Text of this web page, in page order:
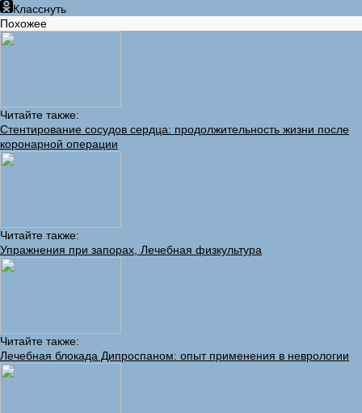
Класснуть
Похожее
Читайте также:
Стентирование сосудов сердца: продолжительность жизни после
коронарной операции
Читайте также:
Упражнения при запорах, Лечебная физкультура
Читайте также:
Лечебная блокада Дипроспаном: опыт применения в неврологии